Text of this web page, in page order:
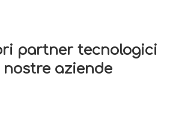
partner tecnologici
nostre aziende